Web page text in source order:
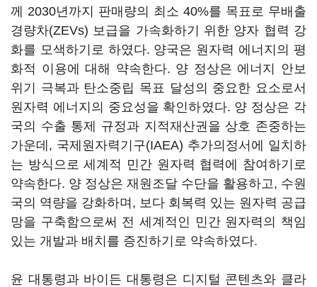
께 2030년까지 판매량의 최소 40%를 목표로 무배출
경량차(ZEVs) 보급을 가속화하기 위한 양자 협력 강
화를 모색하기로 하였다. 양국은 원자력 에너지의 평
화적 이용에 대해 약속한다. 양 정상은 에너지 안보
위기 극복과 탄소중립 목표 달성의 중요한 요소로서
원자력 에너지의 중요성을 확인하였다. 양 정상은 각
국의 수출 통제 규정과 지적재산권을 상호 존중하는
가운데, 국제원자력기구(IAEA) 추가의정서에 일치하
는 방식으로 세계적 민간 원자력 협력에 참여하기로
약속한다. 양 정상은 재원조달 수단을 활용하고, 수원
국의 역량을 강화하며, 보다 회복력 있는 원자력 공급
망을 구축함으로써 전 세계적인 민간 원자력의 책임
있는 개발과 배치를 증진하기로 약속하였다.
윤 대통령과 바이든 대통령은 디지털 콘텐츠와 클라